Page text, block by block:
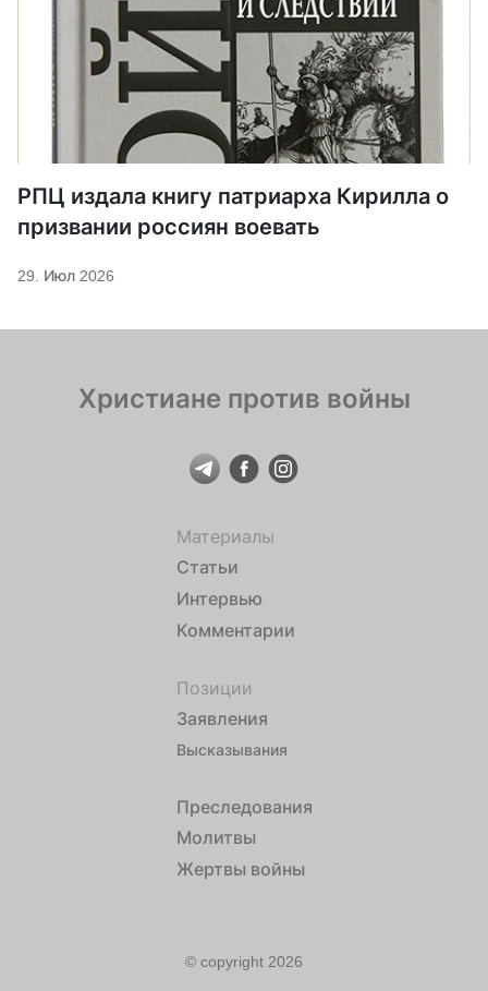
РПЦ издала книгу патриарха Кирилла о
призвании россиян воевать
29. Июл 2026
Христиане против войны
Материалы
Статьи
Интервью
Комментарии
Позиции
Заявления
Высказывания
Преследования
Молитвы
Жертвы войны
© copyright 2026